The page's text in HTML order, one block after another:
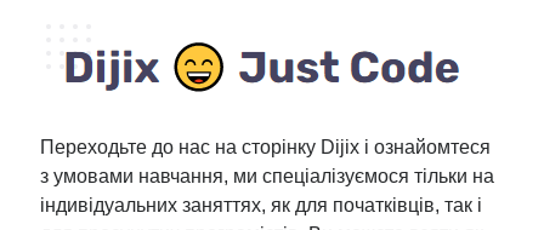
Переходьте до нас на сторінку Dijix і ознайомтеся
з умовами навчання, ми спеціалізуємося тільки на
індивідуальних заняттях, як для початківців, так і